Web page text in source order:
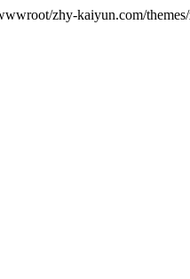
zhy-kaiyun.com/